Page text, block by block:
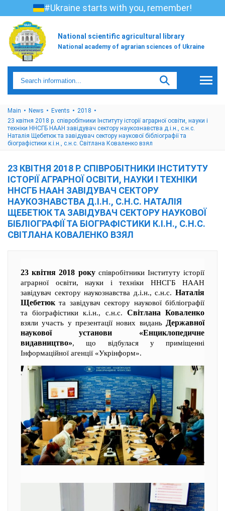
#Ukraine starts with you, remember!
National scientific agricultural library
National academy of agrarian sciences of Ukraine
Main News Events
2018
23 квітня 2018 р. співробітники Інституту історії аграрної освіти, науки і
техніки ННСГБ НААН завідувач сектору наукознавства д.і.н., с.н.с.
Наталія Щебетюк та завідувач сектору наукової бібліографії та
біографістики к.і.н., с.н.с. Світлана Коваленко взял
23 КВІТНЯ 2018 Р. СПІВРОБІТНИКИ ІНСТИТУТУ
ІСТОРІЇ АГРАРНОЇ ОСВІТИ, НАУКИ І ТЕХНІКИ
ННСГБ НААН ЗАВІДУВАЧ СЕКТОРУ
НАУКОЗНАВСТВА Д.І.Н., С.Н.С. НАТАЛІЯ
ЩЕБЕТЮК ТА ЗАВІДУВАЧ СЕКТОРУ НАУКОВОЇ
БІБЛІОГРАФІЇ ТА БІОГРАФІСТИКИ К.І.Н., С.Н.С.
СВІТЛАНА КОВАЛЕНКО ВЗЯЛ
23 квітня 2018 рокуспівробітники Інституту історії
аграрної освіти, науки і техніки ННСГБ НААН
завідувач сектору наукознавства д.і.н., с.н.с. Наталія
Щебетюк та завідувач сектору наукової бібліографії
та біографістики к.і.н., с.н.с. Світлана Коваленко
взяли участь у презентації нових видань Державної
наукової установи «Енциклопедичне
видавництво», що відбулася у приміщенні
Інформаційної агенції «Укрінформ».